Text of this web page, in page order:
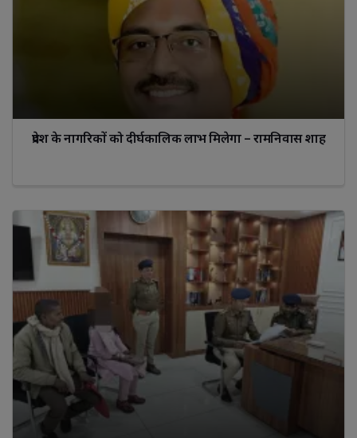
प्रदेश के नागरिकों को दीर्घकालिक लाभ मिलेगा – रामनिवास शाह